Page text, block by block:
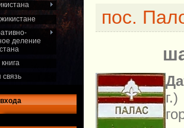
деление
связь
пос.
г.)